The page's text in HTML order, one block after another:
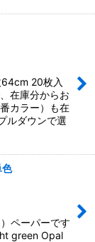
20枚入
在庫分からお
カラー）も在
ルダウンで選
ペーパーです
green Opal